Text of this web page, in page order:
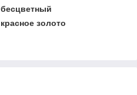
бесцветный
красное золото